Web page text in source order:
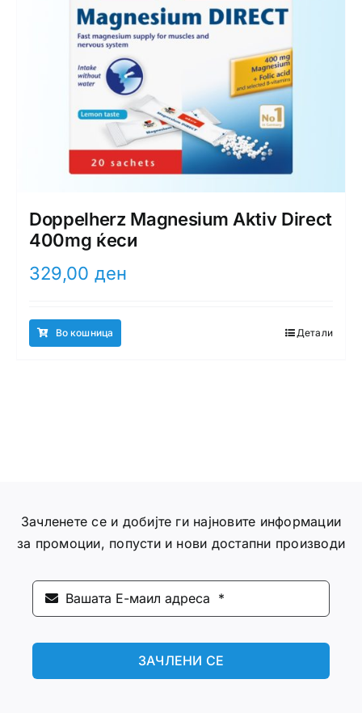
Doppelherz Magnesium Aktiv Direct
400mg ќеси
329,00 ден
Во кошница Детали
Зачленете се и добијте ги најновите информации
за промоции, попусти и нови достапни производи
ЗАЧЛЕНИ СЕ